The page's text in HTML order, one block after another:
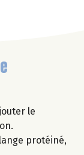
le
protéiné,